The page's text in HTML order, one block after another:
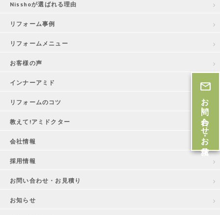
Nisshoが選ばれる理由
リフォーム事例
リフォームメニュー
お客様の声
インナーアミド
リフォームのコツ
教えて!アミドクター
会社情報
採用情報
お問い合わせ・お見積り
お知らせ
お問い合わせ・お見積